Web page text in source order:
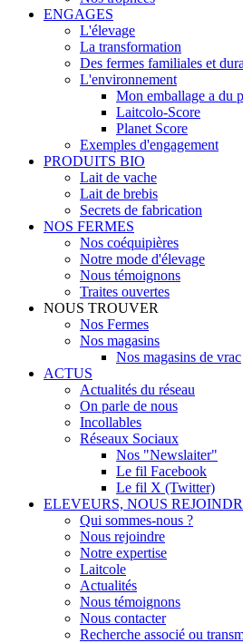
ENGAGES
L'élevage
La transformation
Des fermes familiales et
L'environnement
Mon emballage a du
Laitcolo-Score
Planet Score
Exemples d'engagement
PRODUITS BIO
Lait de vache
Lait de brebis
Secrets de fabrication
NOS FERMES
Nos coéquipières
Notre mode d'élevage
Nous témoignons
Traites ouvertes
NOUS TROUVER
Nos Fermes
Nos magasins
Nos magasins de vrac
ACTUS
Actualités du réseau
On parle de nous
Incollables
Réseaux Sociaux
Nos "Newslaiter"
Le fil Facebook
Le fil X (Twitter)
ELEVEURS, NOUS
Qui sommes-nous ?
Nous rejoindre
Notre expertise
Laitcole
Actualités
Nous témoignons
Nous contacter
Recherche associé ou